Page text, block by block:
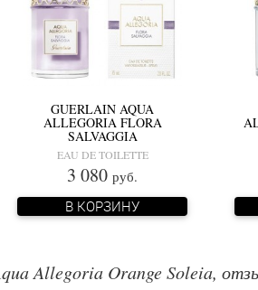
GUERLAIN AQUA
ALLEGORIA FLORA
SALVAGGIA
EAU DE TOILETTE
3 080 руб.
В КОРЗИНУ
Allegoria Orange Soleia,